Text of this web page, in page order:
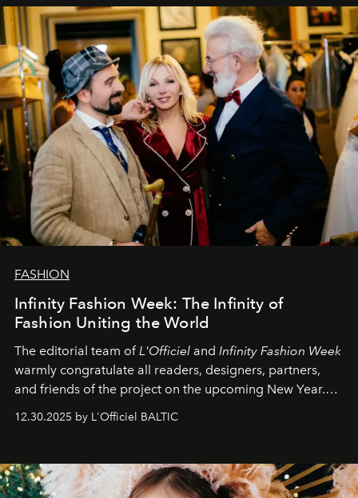
самыми искренними пожеланиями и теплом, ваша
командаL’Officiel Baltic .
FASHION
Infinity Fashion Week: The Infinity of
Fashion Uniting the World
The editorial team ofL'Officiel and Infinity Fashion Week
warmly congratulate all readers, designers, partners,
and friends of the project on the upcoming New Year.
May 2026 bring growth, inspiration, bold ideas, and new
achievements.
12.30.2025 by L'Officiel BALTIC